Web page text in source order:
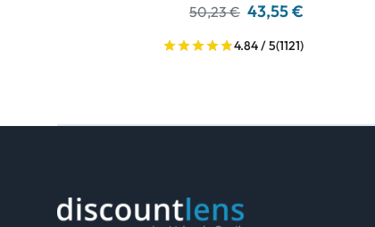
50,23 € 43,55 €
4.84 / 5(1121)